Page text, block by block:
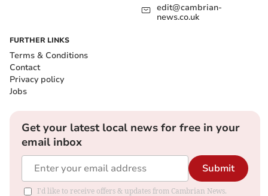
edit@cambrian-
news.co.uk
FURTHER LINKS
Terms & Conditions
Contact
Privacy policy
Jobs
Get your latest local news for free in your
email inbox
Submit
I'd like to receive offers & updates from Cambrian News.